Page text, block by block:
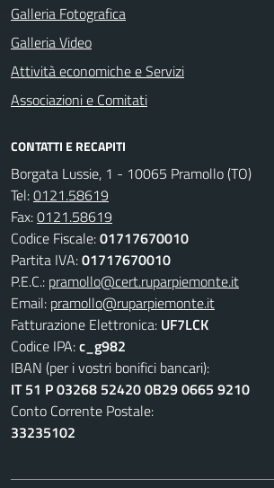
Galleria Fotografica
Galleria Video
Attività economiche e Servizi
Associazioni e Comitati
CONTATTI E RECAPITI
Borgata Lussie, 1 - 10065 Pramollo (TO)
Tel:0121.58619
Fax:0121.58619
Codice Fiscale:01717670010
Partita IVA:01717670010
P.E.C.: pramollo@cert.ruparpiemonte.it
Email: pramollo@ruparpiemonte.it
Fatturazione Elettronica: UF7LCK
Codice IPA:c_g982
IBAN (per i vostri bonifici bancari):
IT 51 P 03268 52420 0B29 0665 9210
Conto Corrente Postale:
33235102